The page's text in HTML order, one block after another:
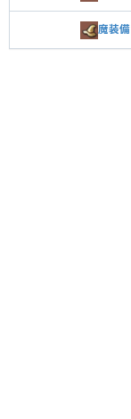
魔装備